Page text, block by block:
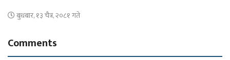
बुधबार, १३ चैत्र, २०८१ गते
Comments